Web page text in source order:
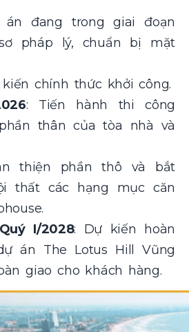
đang trong giai đoạn
pháp lý, chuẩn bị mặt
chính thức khởi công.
: Tiến hành thi công
thân của tòa nhà và
thiện phần thô và bắt
thất các hạng mục căn
I/2028: Dự kiến hoàn
án The Lotus Hill Vũng
giao cho khách hàng.